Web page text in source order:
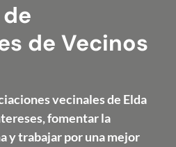
de Vecinos
vecinales de Elda
fomentar la
y trabajar por una mejor